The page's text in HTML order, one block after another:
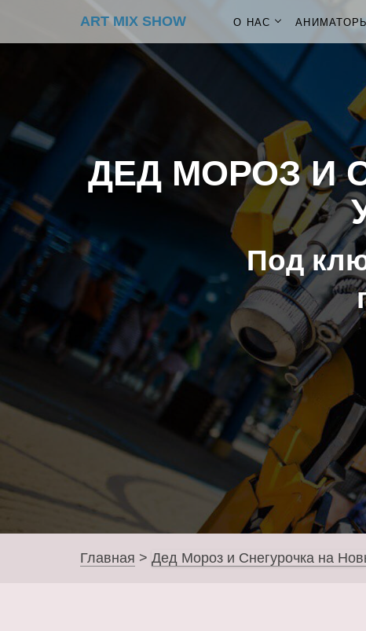
ART MIX SHOW О НАС АНИМАТОРЫ
ДЕД МОРОЗ И
Под
Главная > Дед Мороз и Снегурочка на